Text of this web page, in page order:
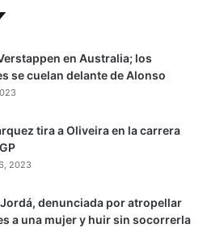
en Australia; los
se cuelan delante de Alonso
tira a Oliveira en la carrera
2023
denunciada por atropellar
a una mujer y huir sin socorrerla